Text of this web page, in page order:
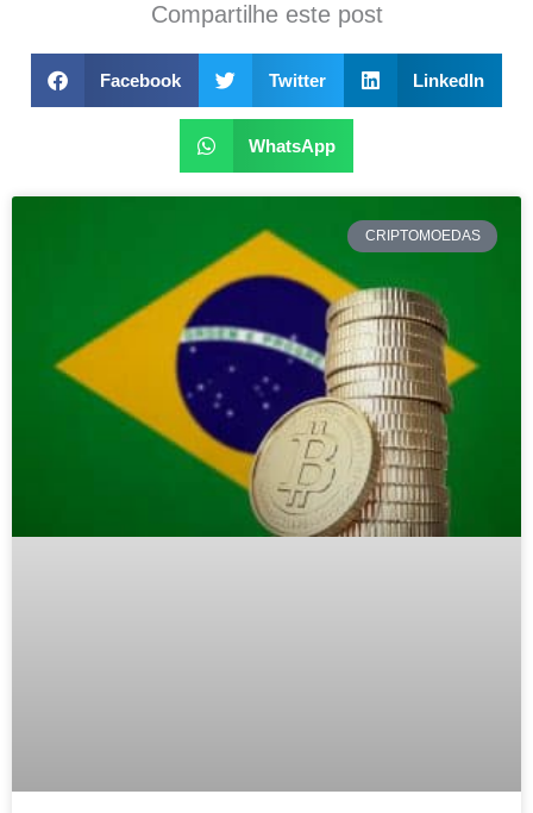
Compartilhe este post
Facebook Twitter LinkedIn
WhatsApp
CRIPTOMOEDAS